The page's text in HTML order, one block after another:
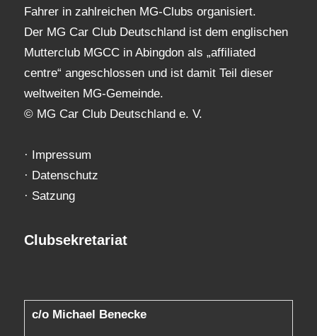
Fahrer in zahlreichen MG-Clubs organisiert.
Der MG Car Club Deutschland ist dem englischen
Mutterclub MGCC in Abingdon als „affiliated
centre“ angeschlossen und ist damit Teil dieser
weltweiten MG-Gemeinde.
© MG Car Club Deutschland e. V.
· Impressum
· Datenschutz
· Satzung
Clubsekretariat
c/o Michael Benecke